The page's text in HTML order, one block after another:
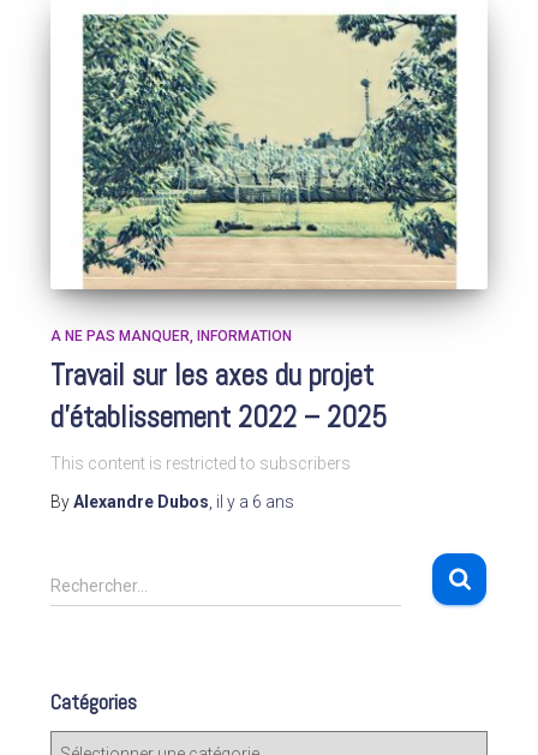
A NE PAS MANQUER INFORMATION
Travail sur les axes du projet
d’établissement 2022 – 2025
This content is restricted to subscribers
ByAlexandre Dubos il y a 6 ans
R
e
r
c
Rechercher…
Catégories
C